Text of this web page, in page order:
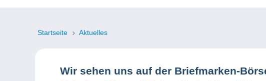
Startseite Aktuelles
Wir sehen uns auf der Briefmarken-